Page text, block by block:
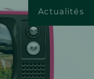
Actualités